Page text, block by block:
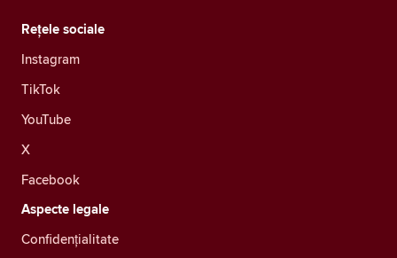
Rețele sociale
Instagram
TikTok
YouTube
X
Facebook
Aspecte legale
Confidenţialitate